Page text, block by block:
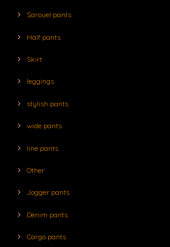
Sarouel pants
Half pants
Skirt
leggings
stylish pants
wide pants
line pants
Other
Jogger pants
Denim pants
Cargo pants